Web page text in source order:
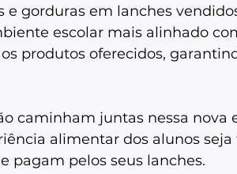
e gorduras em lanches
escolar mais alinhado
produtos oferecidos,
caminham juntas nessa nova
alimentar dos alunos
pagam pelos seus lanches.